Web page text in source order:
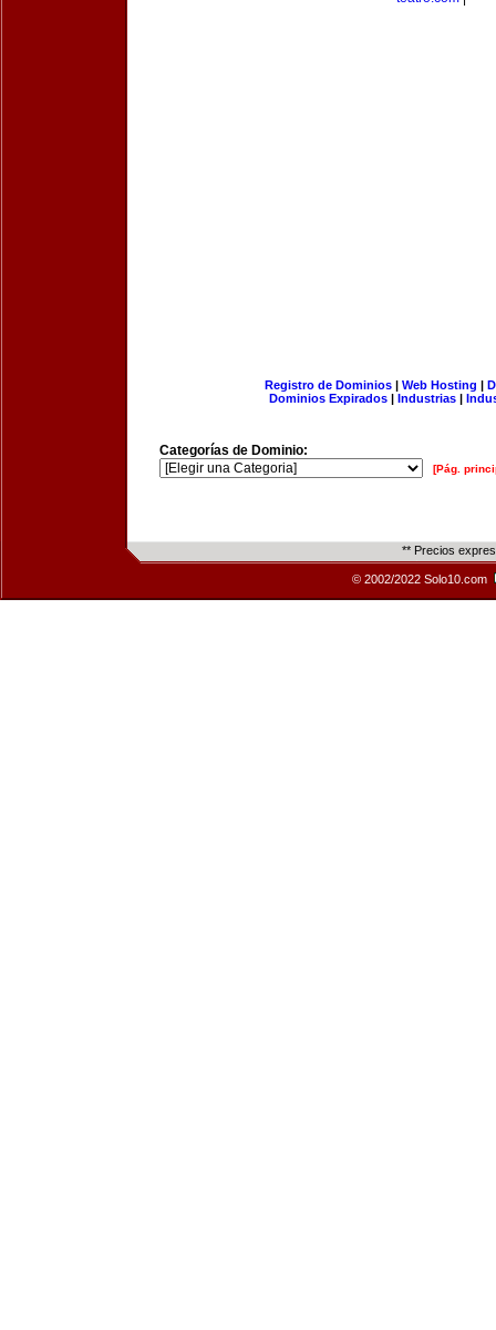
Registro de Dominios| Web Hosting |
Dominios Expirados | Industrias |
Categorías de Dominio:
[Pág.
** Precios
© 2002/2022 Solo10.com